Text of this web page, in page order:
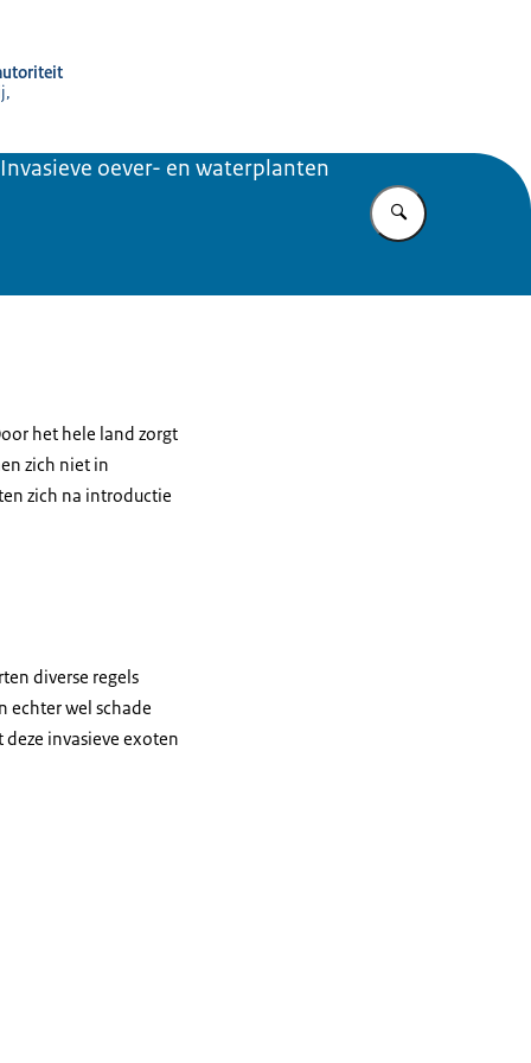
Invasieve oever- en waterplanten
Vul in wat u
het hele land zorgt
zich niet in
zich na introductie
diverse regels
echter wel schade
invasieve exoten